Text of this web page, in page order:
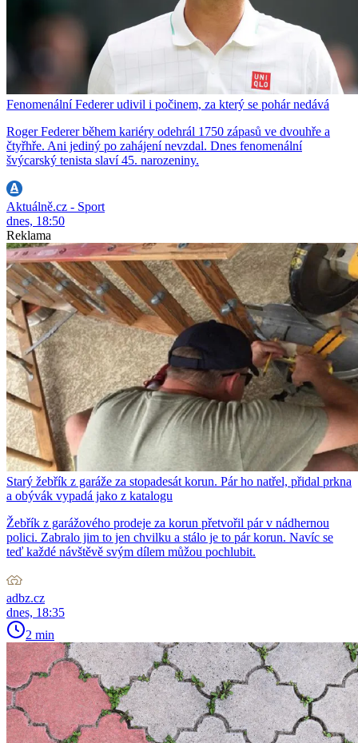
Fenomenální Federer udivil i počinem, za který se pohár nedává
Roger Federer během kariéry odehrál 1750 zápasů ve dvouhře a
čtyřhře. Ani jediný po zahájení nevzdal. Dnes fenomenální
švýcarský tenista slaví 45. narozeniny.
Aktuálně.cz - Sport
dnes, 18:50
Reklama
Starý žebřík z garáže za stopadesát korun. Pár ho natřel, přidal prkna
a obývák vypadá jako z katalogu
Žebřík z garážového prodeje za korun přetvořil pár v nádhernou
polici. Zabralo jim to jen chvilku a stálo je to pár korun. Navíc se
teď každé návštěvě svým dílem můžou pochlubit.
adbz.cz
dnes, 18:35
2 min